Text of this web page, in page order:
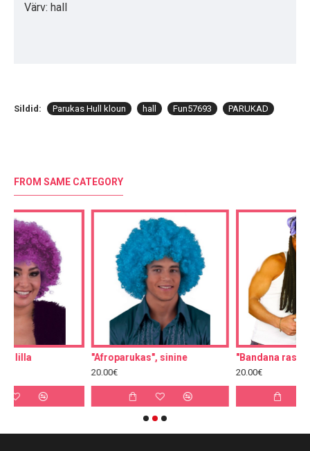
Värv: hall
Sildid: Parukas Hull kloun hall Fun57693 PARUKAD
FROM SAME CATEGORY
"Afroparukas", sinine "Bandana rastapatsidega"